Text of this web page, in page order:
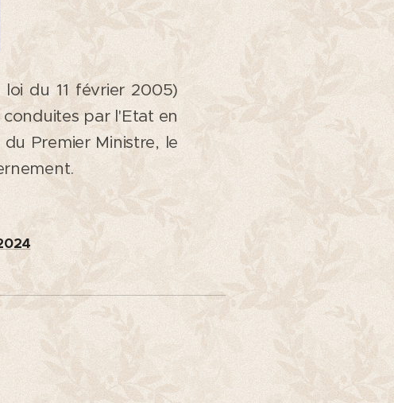
du 11 février 2005)
par l'Etat en
Premier Ministre, le